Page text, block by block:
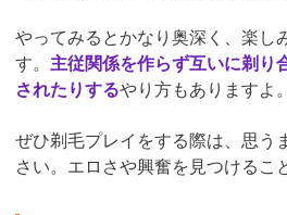
やってみるとかなり奥深く、楽し
す。 主従関係を作らず互いに剃り
されたりするやり方もありますよ。
ぜひ剃毛プレイをする際は、思う
さい。エロさや興奮を見つけるこ